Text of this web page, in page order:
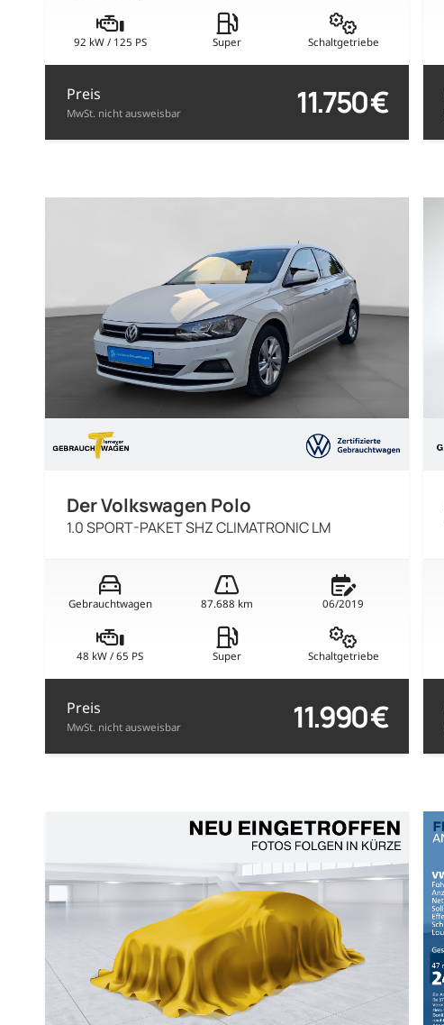
92 kW / 125 PS Super Schaltgetriebe
Preis
MwSt. nicht ausweisbar 11.750 €
Der Volkswagen Polo
1.0 SPORT-PAKET SHZ CLIMATRONIC LM
Gebrauchtwagen 87.688 km 06/2019
48 kW / 65 PS Super Schaltgetriebe
Preis
MwSt. nicht ausweisbar 11.990 €